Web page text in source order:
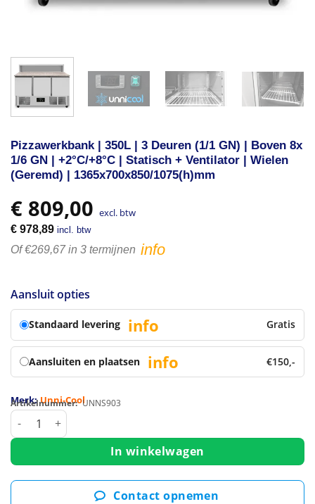
Pizzawerkbank | 350L | 3 Deuren (1/1 GN) | Boven 8x
1/6 GN | +2°C/+8°C | Statisch + Ventilator | Wielen
(Geremd) | 1365x700x850/1075(h)mm
€ 809,00 excl. btw
€ 978,89 incl. btw
Of €269,67 in 3 termijnen info
Aansluit opties
Standaard levering info Gratis
Aansluiten en plaatsen info €150,-
Merk: Unni-Cool
Artikelnummer: UNNS903
Pizzawerkbank | 350L | 3 Deuren (1/1 GN) | Boven 8x 1/6
In winkelwagen
Contact opnemen